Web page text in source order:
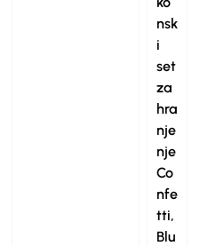
nsk
i
set
za
hra
nje
nje
Co
nfe
tti,
Blu